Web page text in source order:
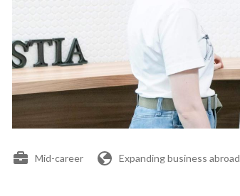
Mid-career Expanding business abroad